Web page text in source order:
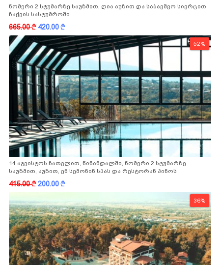
ნომერი 2 სტუმარზე საუზმით, ღია აუზით და საბავშვო სივრცით
ჩაქვის სასტუმროში
665.00k 420.00k
52%
14 აგვისტოს ჩათვლით, წინანდალში, ნომერი 2 სტუმარზე
საუზმით, აუზით, ენ სემონინ სპას და რესტორან პინოს
ფასდაკლებით
415.00k200.00k
36%